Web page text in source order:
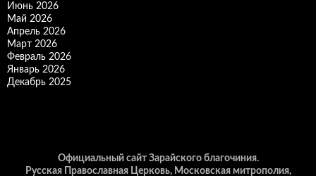
Июнь 2026
Май 2026
Апрель 2026
Март 2026
Февраль 2026
Январь 2026
Декабрь 2025
Официальный сайт Зарайского благочиния.
Русская Православная Церковь, Московская митрополия,